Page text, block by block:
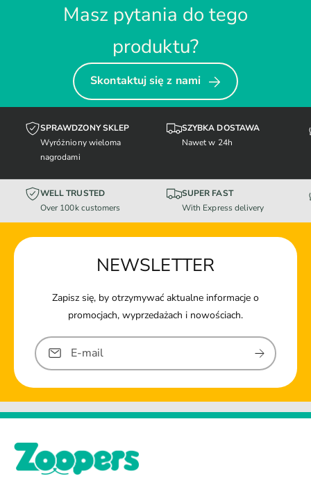
Masz pytania do tego
produktu?
Skontaktuj się z nami
SPRAWDZONY SKLEP
Wyróżniony wieloma
nagrodami
SZYBKA DOSTAWA
Nawet w 24h
WELL TRUSTED
Over 100k customers
SUPER FAST
With Express delivery
NEWSLETTER
Zapisz się, by otrzymywać aktualne informacje o
promocjach, wyprzedażach i nowościach.
E-mail